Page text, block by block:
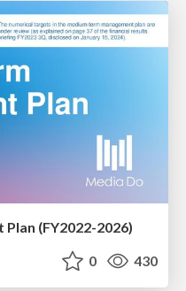
(FY2022-2026)
0 430